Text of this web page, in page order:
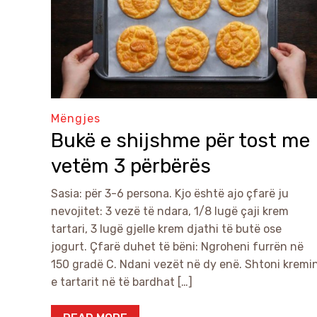
Mëngjes
Bukë e shijshme për tost me
vetëm 3 përbërës
Sasia: për 3-6 persona. Kjo është ajo çfarë ju
nevojitet: 3 vezë të ndara, 1/8 lugë çaji krem
tartari, 3 lugë gjelle krem djathi të butë ose
jogurt. Çfarë duhet të bëni: Ngroheni furrën në
150 gradë C. Ndani vezët në dy enë. Shtoni
e tartarit në të bardhat […]